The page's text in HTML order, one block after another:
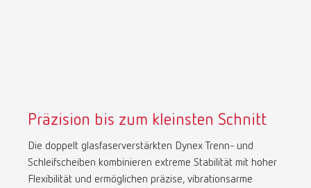
Präzision bis zum kleinsten Schnitt
Die doppelt glasfaserverstärkten Dynex Trenn- und
Schleifscheiben kombinieren extreme Stabilität mit hoher
Flexibilität und ermöglichen präzise, vibrationsarme